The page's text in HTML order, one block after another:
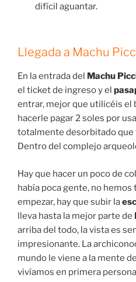
difícil aguantar.
Llegada a Machu
En la entrada del Machu
el ticket de ingreso y el
entrar, mejor que utilicéis el
hacerle pagar 2 soles por
totalmente desorbitado que
Dentro del complejo
Hay que hacer un poco de
había poca gente, no hemos
empezar, hay que subir la
lleva hasta la mejor parte de
arriba del todo, la vista es
impresionante. La
mundo le viene a la mente de
vivíamos en primera